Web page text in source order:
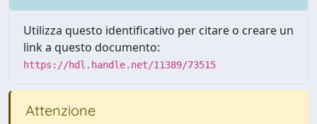
Utilizza questo identificativo per citare o creare un
link a questo documento:
https://hdl.handle.net/11389/73515
Attenzione